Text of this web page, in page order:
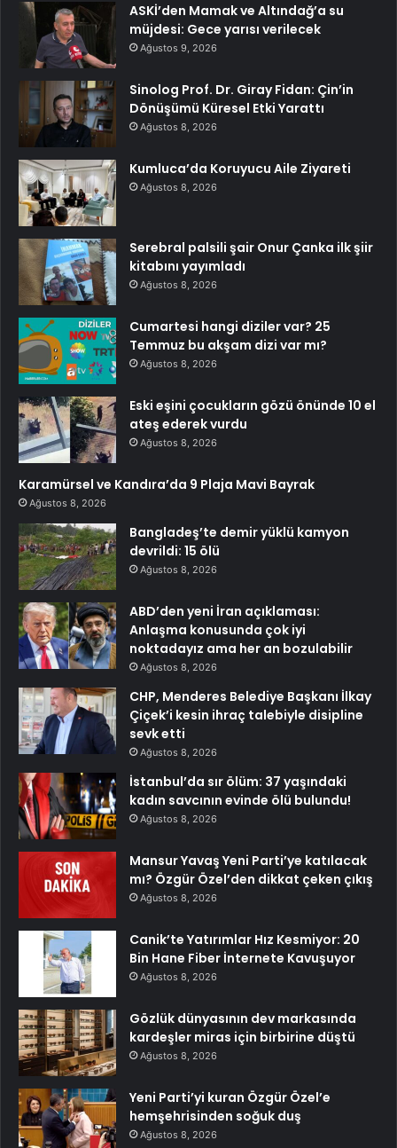
ASKİ’den Mamak ve Altındağ’a su
müjdesi: Gece yarısı verilecek
Ağustos 9, 2026
Sinolog Prof. Dr. Giray Fidan: Çin’in
Dönüşümü Küresel Etki Yarattı
Ağustos 8, 2026
Kumluca’da Koruyucu Aile Ziyareti
Ağustos 8, 2026
Serebral palsili şair Onur Çanka ilk şiir
kitabını yayımladı
Ağustos 8, 2026
Cumartesi hangi diziler var? 25
Temmuz bu akşam dizi var mı?
Ağustos 8, 2026
Eski eşini çocukların gözü önünde 10 el
ateş ederek vurdu
Ağustos 8, 2026
Karamürsel ve Kandıra’da 9 Plaja Mavi Bayrak
Ağustos 8, 2026
Bangladeş’te demir yüklü kamyon
devrildi: 15 ölü
Ağustos 8, 2026
ABD’den yeni İran açıklaması:
Anlaşma konusunda çok iyi
noktadayız ama her an bozulabilir
Ağustos 8, 2026
CHP, Menderes Belediye Başkanı İlkay
Çiçek’i kesin ihraç talebiyle disipline
sevk etti
Ağustos 8, 2026
İstanbul’da sır ölüm: 37 yaşındaki
kadın savcının evinde ölü bulundu!
Ağustos 8, 2026
Mansur Yavaş Yeni Parti’ye katılacak
mı? Özgür Özel’den dikkat çeken çıkış
Ağustos 8, 2026
Canik’te Yatırımlar Hız Kesmiyor: 20
Bin Hane Fiber İnternete Kavuşuyor
Ağustos 8, 2026
Gözlük dünyasının dev markasında
kardeşler miras için birbirine düştü
Ağustos 8, 2026
Yeni Parti’yi kuran Özgür Özel’e
hemşehrisinden soğuk duş
Ağustos 8, 2026